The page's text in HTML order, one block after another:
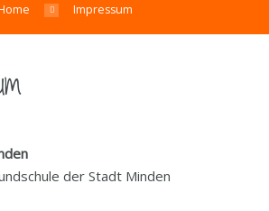
Impressum
der Stadt Minden